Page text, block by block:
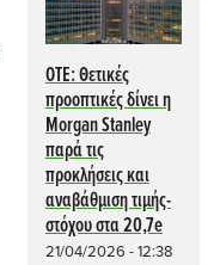
OTE: Θετικές
προοπτικές δίνει η
Morgan Stanley
παρά τις
προκλήσεις και
αναβάθμιση τιμής-
στόχου στα 20,7e
21/04/2026 - 12:38